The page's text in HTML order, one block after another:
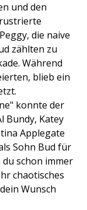
und den
die naive
zählten zu
Während
blieb ein
konnte der
Bundy, Katey
Applegate
Sohn Bud für
schon immer
chaotisches
Wunsch